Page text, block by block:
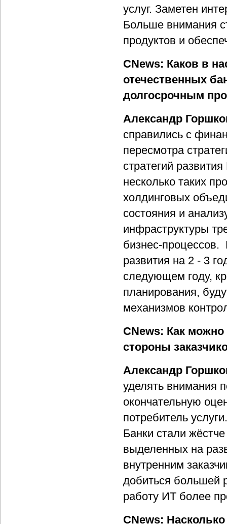
услуг. Заметен
Больше внимания
продуктов и
CNews: Каков в
отечественных
долгосрочным
Александр
справились с
пересмотра
стратегий
несколько таких
холдинговых
состояния и
инфраструктуры
бизнес-процессов.
развития на 2 - 3
следующем году,
планирования,
механизмов
CNews: Как можно
стороны
Александр
уделять внимания
окончательную
потребитель
Банки стали
выделенных на
внутренним
добиться большей
работу ИТ более
CNews: